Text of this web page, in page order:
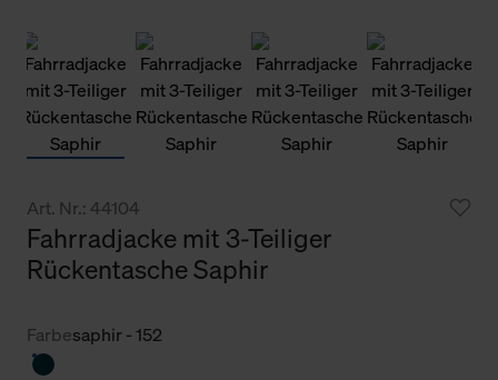
Art. Nr.: 44104
Fahrradjacke mit 3-Teiliger
Rückentasche Saphir
Farbesaphir - 152